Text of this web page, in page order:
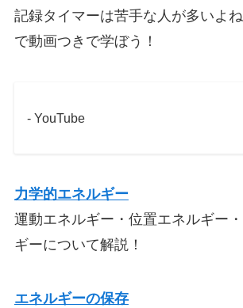
記録タイマーは苦手な人が多いよ
で動画つきで学ぼう！
- YouTube
力学的エネルギー
運動エネルギー・位置エネルギー
ギーについて解説！
エネルギーの保存